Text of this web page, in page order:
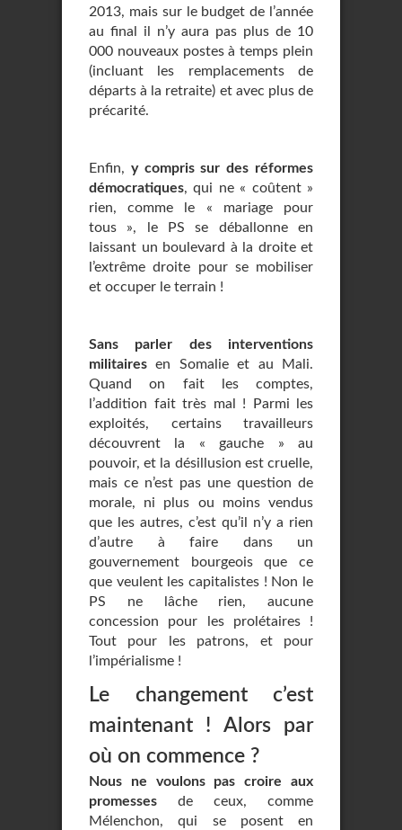
2013, mais sur le budget de l’année
au final il n’y aura pas plus de 10
000 nouveaux postes à temps plein
(incluant les remplacements de
départs à la retraite) et avec plus de
précarité.
Enfin, y compris sur des réformes
démocratiques, qui ne « coûtent »
rien, comme le « mariage pour
tous », le PS se déballonne en
laissant un boulevard à la droite et
l’extrême droite pour se mobiliser
et occuper le terrain !
Sans parler des interventions
militaires en Somalie et au Mali.
Quand on fait les comptes,
l’addition fait très mal ! Parmi les
exploités, certains travailleurs
découvrent la « gauche » au
pouvoir, et la désillusion est cruelle,
mais ce n’est pas une question de
morale, ni plus ou moins vendus
que les autres, c’est qu’il n’y a rien
d’autre à faire dans un
gouvernement bourgeois que ce
que veulent les capitalistes ! Non le
PS ne lâche rien, aucune
concession pour les prolétaires !
Tout pour les patrons, et pour
l’impérialisme !
Le changement c’est
maintenant ! Alors par
où on commence ?
Nous ne voulons pas croire aux
promesses de ceux, comme
Mélenchon, qui se posent en